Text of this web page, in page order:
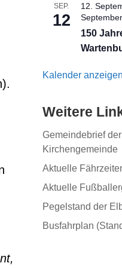
SEP.
12
12.
150
Kalender anzeigen
Weitere
Gemeindebrief
Kirchengemeinde
Aktuelle
Aktuelle
Pegelstand der
Busfahrplan